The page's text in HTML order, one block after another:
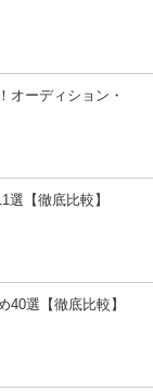
オーディション・
【徹底比較】
40選【徹底比較】